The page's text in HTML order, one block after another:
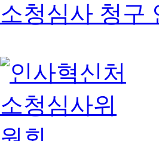
소청심사 청구